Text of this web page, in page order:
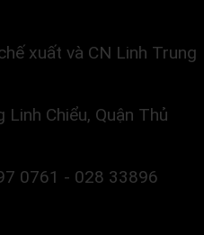
xuất và CN Linh Trung
Linh Chiểu, Quận Thủ
0761 - 028 33896